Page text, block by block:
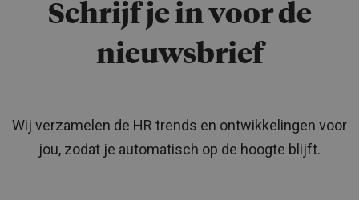
Schrijf je in voor de
nieuwsbrief
Wij verzamelen de HR trends en ontwikkelingen voor
jou, zodat je automatisch op de hoogte blijft.